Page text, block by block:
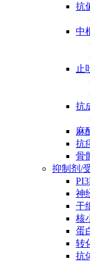
抗
中
止
抗
麻
抗
骨
抑制剂/
神
干
核
蛋
转
抗